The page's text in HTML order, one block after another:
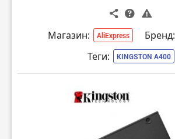
Магазин: AliExpress Бренд:
Теги: KINGSTON A400